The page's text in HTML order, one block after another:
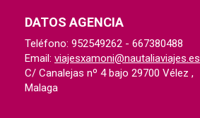
DATOS AGENCIA
Teléfono: 952549262 - 667380488
Email: viajesxamoni@nautaliaviajes.es
C/ Canalejas nº 4 bajo 29700 Vélez ,
Malaga